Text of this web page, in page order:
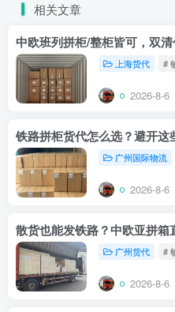
相关文章
上海货代 #
2026-8-6
铁路拼柜货代怎么选？避开这
广州国际物流
2026-8-6
散货也能发铁路？中欧亚拼
广州货代 #
2026-8-6